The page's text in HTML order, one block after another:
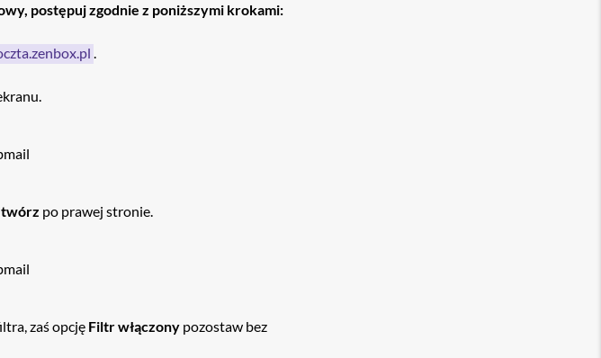
postępuj zgodnie z poniższymi krokami:
.
po prawej stronie.
zaś opcję Filtr włączony pozostaw bez